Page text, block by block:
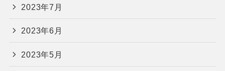
2023年7月
2023年6月
2023年5月